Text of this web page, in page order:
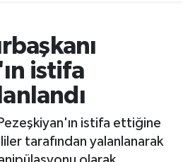
istifa
istifa ettiğine
tarafından yalanlanarak
ve Fikstür